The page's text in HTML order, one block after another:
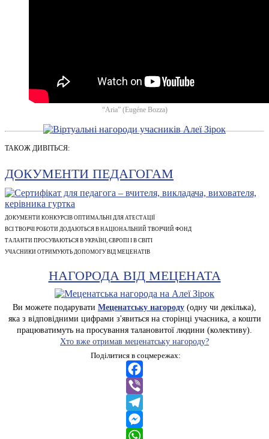
“Aria” (Eugéne Bozza)
ТАКОЖ ДИВІТЬСЯ:
ДОКУМЕНТИ ПЕДАГОГАМ
ДОКУМЕНТИ КОНКУРСІВ ОПТИМАЛЬНІ ДЛЯ АТЕСТАЦІЇ
ВСІ ТВОРЧІ РОБОТИ ДОДАЮТЬСЯ В НАЦІОНАЛЬНИЙ ТВОРЧИЙ ФОНД
ТАЛАНТИ ПРОСУВАЮТЬСЯ В УКРАЇНІ, ЄВРОПІ І В СВІТІ
УЧАСНИКИ ОТРИМУЮТЬ ДОПОМОГУ ВІД МЕЦЕНАТІВ
НАГОРОДА ВІД МЕЦЕНАТА
Ви можете подарувати Меценатську нагороду (одну чи декілька),
яка з відповідними цифрами з'явиться на сторінці учасника, а кошти
працюватимуть на просування талановитої людини (колективу).
Хто вже отримав меценатську нагороду?
Поділитися в соцмережах:
Facebook
Viber
Telegram
Messenger